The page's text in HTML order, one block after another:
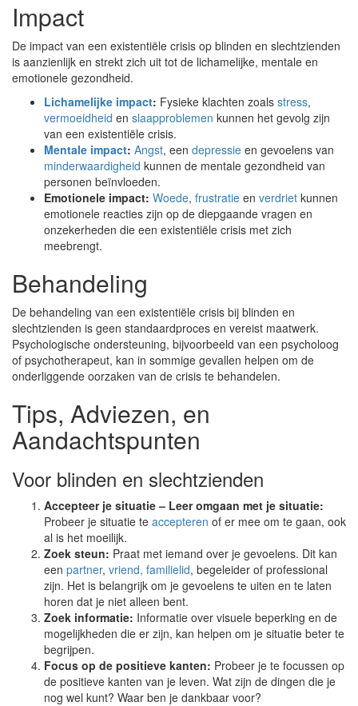
Impact
De impact van een existentiële crisis op blinden en slechtzienden
is aanzienlijk en strekt zich uit tot de lichamelijke, mentale en
emotionele gezondheid.
Lichamelijke impact: Fysieke klachten zoals stress,
vermoeidheid en slaapproblemen kunnen het gevolg zijn
van een existentiële crisis.
Mentale impact: Angst, een depressie en gevoelens van
minderwaardigheid kunnen de mentale gezondheid van
personen beïnvloeden.
Emotionele impact: Woede, frustratie en verdriet kunnen
emotionele reacties zijn op de diepgaande vragen en
onzekerheden die een existentiële crisis met zich
meebrengt.
Behandeling
De behandeling van een existentiële crisis bij blinden en
slechtzienden is geen standaardproces en vereist maatwerk.
Psychologische ondersteuning, bijvoorbeeld van een psycholoog
of psychotherapeut, kan in sommige gevallen helpen om de
onderliggende oorzaken van de crisis te behandelen.
Tips, Adviezen, en
Aandachtspunten
Voor blinden en slechtzienden
Accepteer je situatie – Leer omgaan met je situatie:
Probeer je situatie te accepteren of er mee om te gaan, ook
al is het moeilijk.
Zoek steun: Praat met iemand over je gevoelens. Dit kan
een partner, vriend, familielid, begeleider of professional
zijn. Het is belangrijk om je gevoelens te uiten en te laten
horen dat je niet alleen bent.
Zoek informatie: Informatie over visuele beperking en de
mogelijkheden die er zijn, kan helpen om je situatie beter te
begrijpen.
Focus op de positieve kanten: Probeer je te focussen op
de positieve kanten van je leven. Wat zijn de dingen die je
nog wel kunt? Waar ben je dankbaar voor?